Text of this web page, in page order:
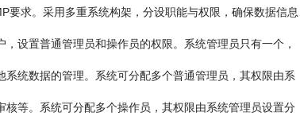
求。采用多重系统构架，分设职能与权限，确保数据信息
设置普通管理员和操作员的权限。系统管理员只有一个，
统数据的管理。系统可分配多个普通管理员，其权限由系
核等。系统可分配多个操作员，其权限由系统管理员设置分